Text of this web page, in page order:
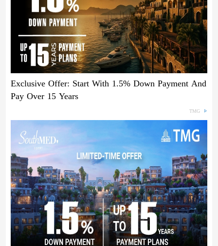
Exclusive Offer: Start With 1.5% Down Payment And
Pay Over 15 Years
TMG